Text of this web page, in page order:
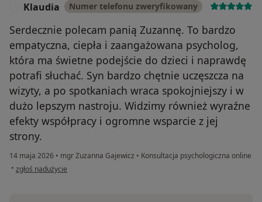
Klaudia Numer telefonu zweryfikowany
Serdecznie polecam panią Zuzannę. To bardzo
empatyczna, ciepła i zaangażowana psycholog,
która ma świetne podejście do dzieci i naprawdę
potrafi słuchać. Syn bardzo chętnie uczęszcza na
wizyty, a po spotkaniach wraca spokojniejszy i w
dużo lepszym nastroju. Widzimy również wyraźne
efekty współpracy i ogromne wsparcie z jej
strony.
14 maja 2026 • mgr Zuzanna Gajewicz • Konsultacja psychologiczna online
• w opinii użytkownika Klaudia
zgłoś nadużycie